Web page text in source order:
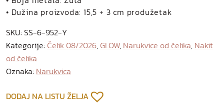
s
a
r
u
k
i
• Dužina proizvoda: 15,5 + 3 cm produžetak
SKU: SS-6-952-Y
Kategorije: Čelik 08/2026,GLOW, Narukvice od čelika, Nakit
od čelika
Oznaka: Narukvica
DODAJ NA LISTU ŽELJA